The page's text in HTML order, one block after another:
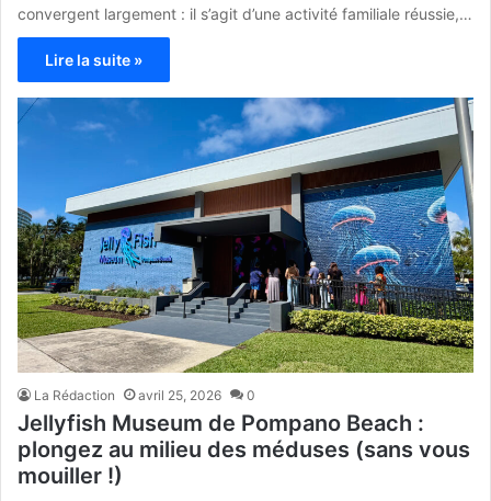
convergent largement : il s’agit d’une activité familiale réussie,…
Lire la suite »
La Rédaction avril 25, 2026 0
Jellyfish Museum de Pompano Beach :
plongez au milieu des méduses (sans vous
mouiller !)